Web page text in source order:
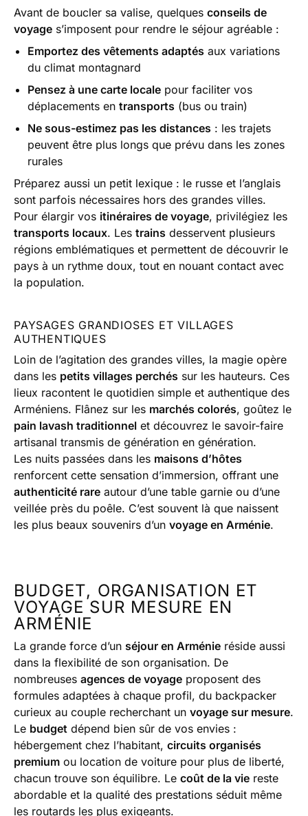
Avant de boucler sa valise, quelques conseils de
voyage s’imposent pour rendre le séjour agréable :
Emportez des vêtements adaptés aux variations
du climat montagnard
Pensez à une carte locale pour faciliter vos
déplacements en transports (bus ou train)
Ne sous-estimez pas les distances : les trajets
peuvent être plus longs que prévu dans les zones
rurales
Préparez aussi un petit lexique : le russe et l’anglais
sont parfois nécessaires hors des grandes villes.
Pour élargir vos itinéraires de voyage, privilégiez les
transports locaux. Les trains desservent plusieurs
régions emblématiques et permettent de découvrir le
pays à un rythme doux, tout en nouant contact avec
la population.
PAYSAGES GRANDIOSES ET VILLAGES
AUTHENTIQUES
Loin de l’agitation des grandes villes, la magie opère
dans les petits villages perchés sur les hauteurs. Ces
lieux racontent le quotidien simple et authentique des
Arméniens. Flânez sur les marchés colorés, goûtez le
pain lavash traditionnel et découvrez le savoir-faire
artisanal transmis de génération en génération.
Les nuits passées dans les maisons d’hôtes
renforcent cette sensation d’immersion, offrant une
authenticité rare autour d’une table garnie ou d’une
veillée près du poêle. C’est souvent là que naissent
les plus beaux souvenirs d’un voyage en Arménie.
BUDGET, ORGANISATION ET
VOYAGE SUR MESURE EN
ARMÉNIE
La grande force d’un séjour en Arménie réside aussi
dans la flexibilité de son organisation. De
nombreuses agences de voyage proposent des
formules adaptées à chaque profil, du backpacker
curieux au couple recherchant un voyage sur mesure.
Le budget dépend bien sûr de vos envies :
hébergement chez l’habitant, circuits organisés
premium ou location de voiture pour plus de liberté,
chacun trouve son équilibre. Le coût de la vie reste
abordable et la qualité des prestations séduit même
les routards les plus exigeants.